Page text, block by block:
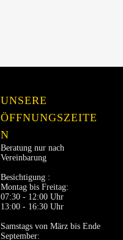
UNSERE
ÖFFNUNGSZEITE
N
Beratung nur nach
Vereinbarung
Besichtigung :
Montag bis Freitag:
07:30 - 12:00 Uhr
13:00 - 16:30 Uhr
Samstags von März bis Ende
September: